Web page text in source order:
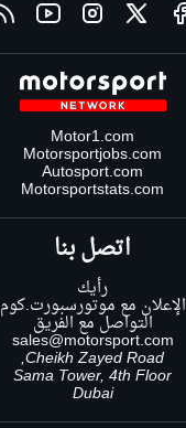
Motor1.com
Motorsportjobs.com
Autosport.com
Motorsportstats.com
اتصل بنا
رأيك
الإعلان مع موتورسبورت.كوم
التواصل مع الفريق
sales@motorsport.com
Cheikh Zayed Road,
Sama Tower, 4th Floor
Dubai